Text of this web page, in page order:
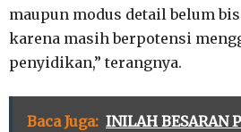
maupun modus detail belum
karena masih berpotensi
penyidikan,” terangnya.
Baca Juga: INILAH BESARAN